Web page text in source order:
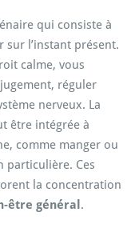
qui consiste à
sur l’instant présent.
calme, vous
réguler
nerveux. La
être intégrée à
comme manger ou
particulière. Ces
la concentration
être général .